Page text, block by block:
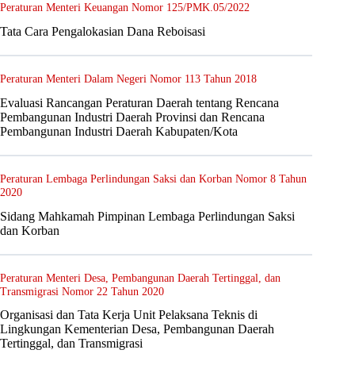
Peraturan Menteri Keuangan Nomor 125/PMK.05/2022
Tata Cara Pengalokasian Dana Reboisasi
Peraturan Menteri Dalam Negeri Nomor 113 Tahun 2018
Evaluasi Rancangan Peraturan Daerah tentang Rencana
Pembangunan Industri Daerah Provinsi dan Rencana
Pembangunan Industri Daerah Kabupaten/Kota
Peraturan Lembaga Perlindungan Saksi dan Korban Nomor 8 Tahun
2020
Sidang Mahkamah Pimpinan Lembaga Perlindungan Saksi
dan Korban
Peraturan Menteri Desa, Pembangunan Daerah Tertinggal, dan
Transmigrasi Nomor 22 Tahun 2020
Organisasi dan Tata Kerja Unit Pelaksana Teknis di
Lingkungan Kementerian Desa, Pembangunan Daerah
Tertinggal, dan Transmigrasi